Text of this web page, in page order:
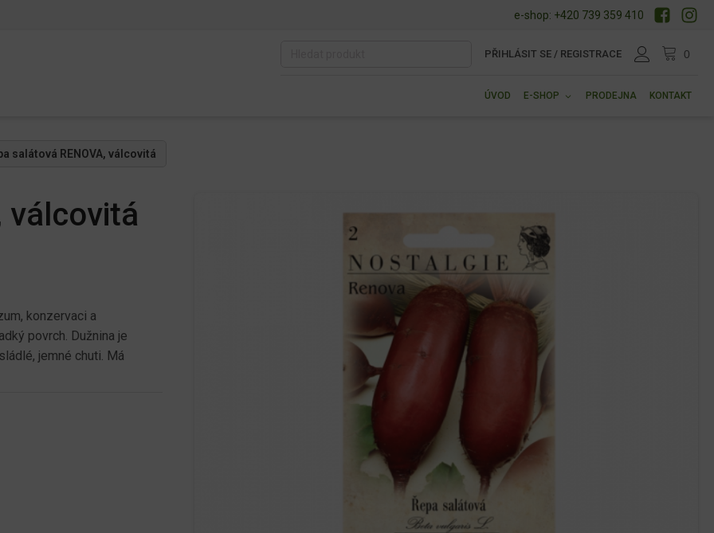
e-shop: +420 739 359 410
PŘIHLÁSIT SE / REGISTRACE
ÚVOD E-SHOP PRODEJNA KONTAKT
salátová RENOVA, válcovitá
válcovitá
konzervaci a
povrch. Dužnina je
jemné chuti. Má